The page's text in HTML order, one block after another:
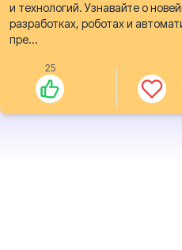
и технологий. Узнавайте о
разработках, роботах и
пре...
25